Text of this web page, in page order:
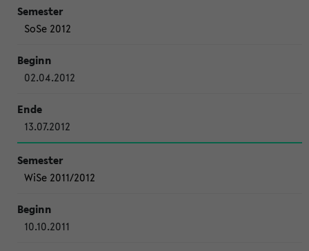
SoSe 2012
02.04.2012
13.07.2012
WiSe 2011/2012
10.10.2011